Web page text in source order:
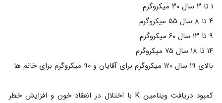
۱ تا ۳ سال ۳۰ میکروگرم
۴ تا ۸ سال ۵۵ میکروگرم
۹ تا ۱۳ سال ۶۰ میکروگرم
۱۴ تا ۱۸ سال ۷۵ میکروگرم
بالای ۱۹ سال ۱۲۰ میکروگرم برای آقایان و ۹۰ میکروگرم برای خانم ها
کمبود دریافت ویتامین K با اختلال در انعقاد خون و افزایش خطر